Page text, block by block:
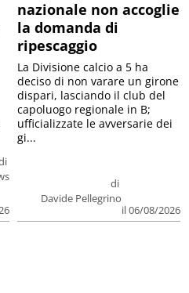
nazionale non accoglie
la domanda di
ripescaggio
di
Davide Pellegrino
il 06/08/2026
La Divisione calcio a 5 ha
deciso di non varare un girone
dispari, lasciando il club del
capoluogo regionale in B;
ufficializzate le avversarie dei
gi...